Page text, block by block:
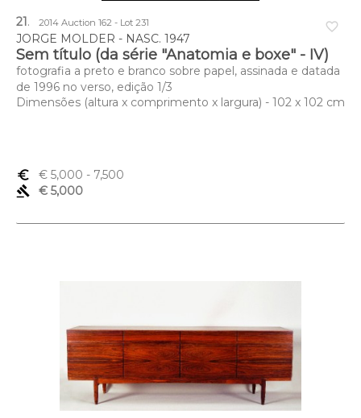
favorite_border
21. 2014 Auction 162 - Lot 231
JORGE MOLDER - NASC. 1947
Sem título (da série "Anatomia e boxe" - IV)
fotografia a preto e branco sobre papel, assinada e datada
de 1996 no verso, edição 1/3
Dimensões (altura x comprimento x largura) - 102 x 102 cm
euro_symbol € 5,000 - 7,500
gavel
€ 5,000